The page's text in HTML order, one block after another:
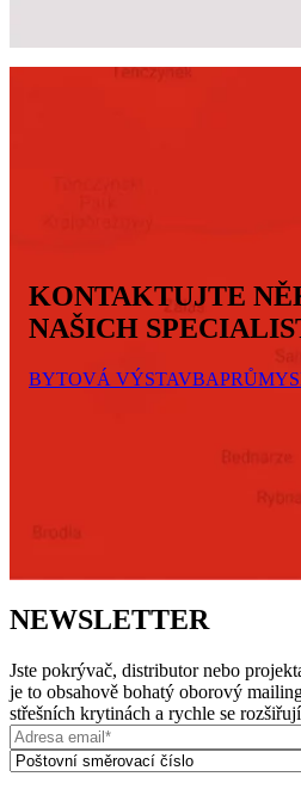
KONTAKTUJTE
NAŠICH
BYTOVÁ VÝSTAVBA
NEWSLETTER
Jste pokrývač, distributor nebo
je to obsahově bohatý oborový
střešních krytinách a rychle se